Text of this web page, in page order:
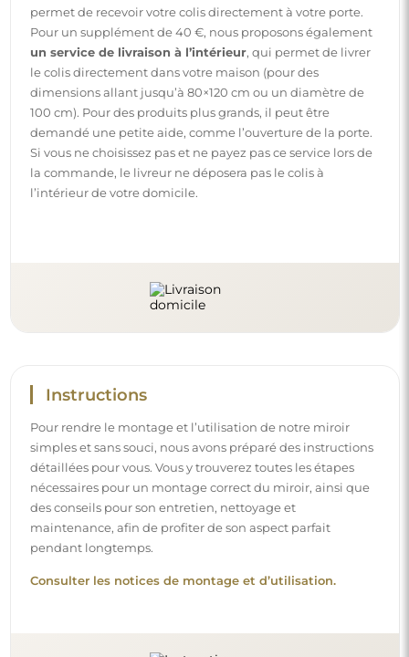
permet de recevoir votre colis directement à votre porte.
Pour un supplément de 40 €, nous proposons également
un service de livraison à l’intérieur, qui permet de livrer
le colis directement dans votre maison (pour des
dimensions allant jusqu’à 80×120 cm ou un diamètre de
100 cm). Pour des produits plus grands, il peut être
demandé une petite aide, comme l’ouverture de la porte.
Si vous ne choisissez pas et ne payez pas ce service lors de
la commande, le livreur ne déposera pas le colis à
l’intérieur de votre domicile.
Instructions
Pour rendre le montage et l’utilisation de notre miroir
simples et sans souci, nous avons préparé des instructions
détaillées pour vous. Vous y trouverez toutes les étapes
nécessaires pour un montage correct du miroir, ainsi que
des conseils pour son entretien, nettoyage et
maintenance, afin de profiter de son aspect parfait
pendant longtemps.
Consulter les notices de montage et d’utilisation.